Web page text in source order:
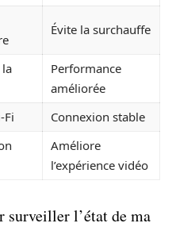
Évite la surchauffe
Performance
améliorée
Fi Connexion stable
Améliore
l’expérience vidéo
l’état de ma